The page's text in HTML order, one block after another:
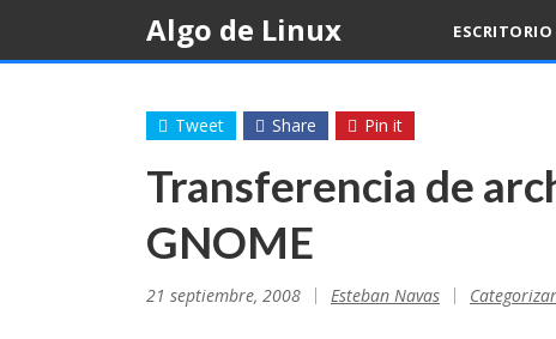
content
Algo de Linux ESCRITORIO
Tweet Share Pin it
Transferencia de
GNOME
21 septiembre, 2008 Esteban Navas Categorizar